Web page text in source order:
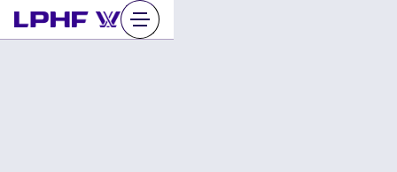
Sauter
au